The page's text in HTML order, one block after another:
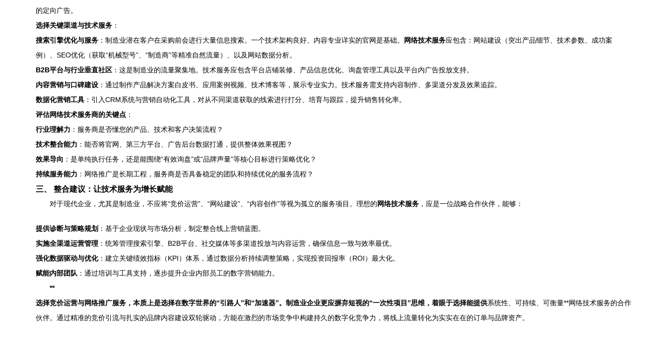
的定向广告。
选择关键渠道与技术服务 ：
搜索引擎优化与服务 ：制造业潜在客户在采购前会进行大量信息搜索。一个技术架构良好、内容专业详实的官网是基础。 网络技术服务应包含：网站建设（突出产品细节、技术参数、成功案
例）、SEO优化（获取“机械型号”、“制造商”等精准自然流量）、以及网站数据分析。
B2B平台与行业垂直社区 ：这是制造业的流量聚集地。技术服务应包含平台店铺装修、产品信息优化、询盘管理工具以及平台内广告投放支持。
内容营销与口碑建设 ：通过制作产品解决方案白皮书、应用案例视频、技术博客等，展示专业实力。技术服务需支持内容制作、多渠道分发及效果追踪。
数据化营销工具 ：引入CRM系统与营销自动化工具，对从不同渠道获取的线索进行打分、培育与跟踪，提升销售转化率。
评估网络技术服务商的关键点 ：
行业理解力 ：服务商是否懂您的产品、技术和客户决策流程？
技术整合能力 ：能否将官网、第三方平台、广告后台数据打通，提供整体效果视图？
效果导向 ：是单纯执行任务，还是能围绕“有效询盘”或“品牌声量”等核心目标进行策略优化？
持续服务能力 ：网络推广是长期工程，服务商是否具备稳定的团队和持续优化的服务流程？
三、 整合建议：让技术服务为增长赋能
对于现代企业，尤其是制造业，不应将“竞价运营”、“网站建设”、“内容创作”等视为孤立的服务项目。理想的网络技术服务 ，应是一位战略合作伙伴，能够：
提供诊断与策略规划 ：基于企业现状与市场分析，制定整合线上营销蓝图。
实施全渠道运营管理 ：统筹管理搜索引擎、B2B平台、社交媒体等多渠道投放与内容运营，确保信息一致与效率最优。
强化数据驱动与优化：建立关键绩效指标（KPI）体系，通过数据分析持续调整策略，实现投资回报率（ROI）最大化。
赋能内部团队 ：通过培训与工具支持，逐步提升企业内部员工的数字营销能力。
**
选择竞价运营与网络推广服务，本质上是选择在数字世界的“引路人”和“加速器”。制造业企业更应摒弃短视的“一次性项目”思维，着眼于选择能提供系统性、可持续、可衡量**网络技术服务的合作
伙伴。通过精准的竞价引流与扎实的品牌内容建设双轮驱动，方能在激烈的市场竞争中构建持久的数字化竞争力，将线上流量转化为实实在在的订单与品牌资产。